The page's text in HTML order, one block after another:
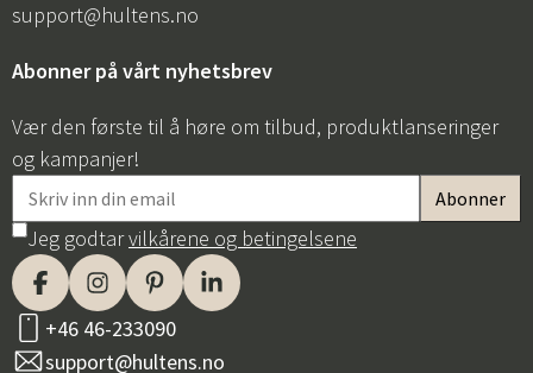
support@hultens.no
Abonner på vårt nyhetsbrev
Vær den første til å høre om tilbud, produktlanseringer
og kampanjer!
Jeg godtarvilkårene og betingelsene
+46 46-233090
support@hultens.no